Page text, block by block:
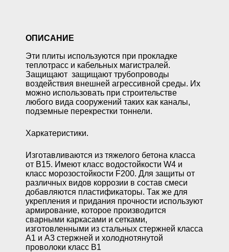
ОПИСАНИЕ
Эти плиты используются при прокладке
теплотрасс и кабельных магистралей.
Защищают защищают трубопроводы
воздействия внешней агрессивной среды. Их
можно использовать при строительстве
любого вида сооружений таких как каналы,
подземные перекрестки тоннели.
Харкатеристики.
Изготавливаются из тяжелого бетона класса
от B15. Имеют класс водостойкости W4 и
класс морозостойкости F200. Для защиты от
различных видов коррозии в состав смеси
добавляются пластификаторы. Так же для
укрепления и придания прочности используют
армирование, которое производится
сварными каркасами и сетками,
изготовленными из стальных стержней класса
А1 и А3 стержней и холоднотянутой
проволоки класс В1